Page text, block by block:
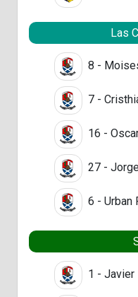
Las
8 -
7 -
16 -
27 -
6 - Urban
1 - Javier